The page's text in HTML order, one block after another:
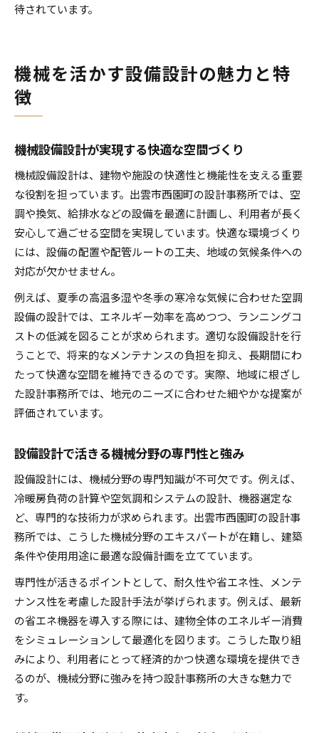
待されています。
機械を活かす設備設計の魅力と特
徴
機械設備設計が実現する快適な空間づくり
機械設備設計は、建物や施設の快適性と機能性を支える重要
な役割を担っています。出雲市西園町の設計事務所では、空
調や換気、給排水などの設備を最適に計画し、利用者が長く
安心して過ごせる空間を実現しています。快適な環境づくり
には、設備の配置や配管ルートの工夫、地域の気候条件への
対応が欠かせません。
例えば、夏季の高温多湿や冬季の寒冷な気候に合わせた空調
設備の設計では、エネルギー効率を高めつつ、ランニングコ
ストの低減を図ることが求められます。適切な設備設計を行
うことで、将来的なメンテナンスの負担を抑え、長期間にわ
たって快適な空間を維持できるのです。実際、地域に根ざし
た設計事務所では、地元のニーズに合わせた細やかな提案が
評価されています。
設備設計で活きる機械分野の専門性と強み
設備設計には、機械分野の専門知識が不可欠です。例えば、
冷暖房負荷の計算や空気調和システムの設計、機器選定な
ど、専門的な技術力が求められます。出雲市西園町の設計事
務所では、こうした機械分野のエキスパートが在籍し、建築
条件や使用用途に最適な設備計画を立てています。
専門性が活きるポイントとして、耐久性や省エネ性、メンテ
ナンス性を考慮した設計手法が挙げられます。例えば、最新
の省エネ機器を導入する際には、建物全体のエネルギー消費
をシミュレーションして最適化を図ります。こうした取り組
みにより、利用者にとって経済的かつ快適な環境を提供でき
るのが、機械分野に強みを持つ設計事務所の大きな魅力で
す。